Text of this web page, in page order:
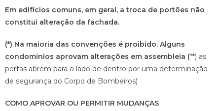
Em edifícios comuns, em geral, a troca de portões não
constitui alteração da fachada.
(*) Na maioria das convenções é proibido. Alguns
condomínios aprovam alterações em assembleia (**) as
portas abrem para o lado de dentro por uma determinação
de segurança do Corpo de Bombeiros)
COMO APROVAR OU PERMITIR MUDANÇAS